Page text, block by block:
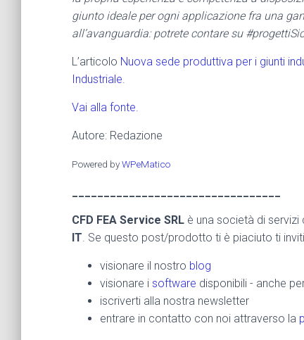
giunto ideale per ogni applicazione fra una
all’avanguardia: potrete contare su
L’articolo Nuova sede produttiva per i giunti
Industriale.
Vai alla fonte.
Autore: Redazione
Powered byWPeMatico
CFD FEA Service SRL è una società di servizi
IT. Se questo post/prodotto ti è piaciuto ti
visionare il nostro blog
visionare i software disponibili - anche
iscriverti alla nostra newsletter
entrare in contatto con noi attraverso la